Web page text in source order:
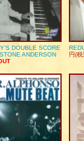
DOUBLE SCORE
ANDERSON
円(